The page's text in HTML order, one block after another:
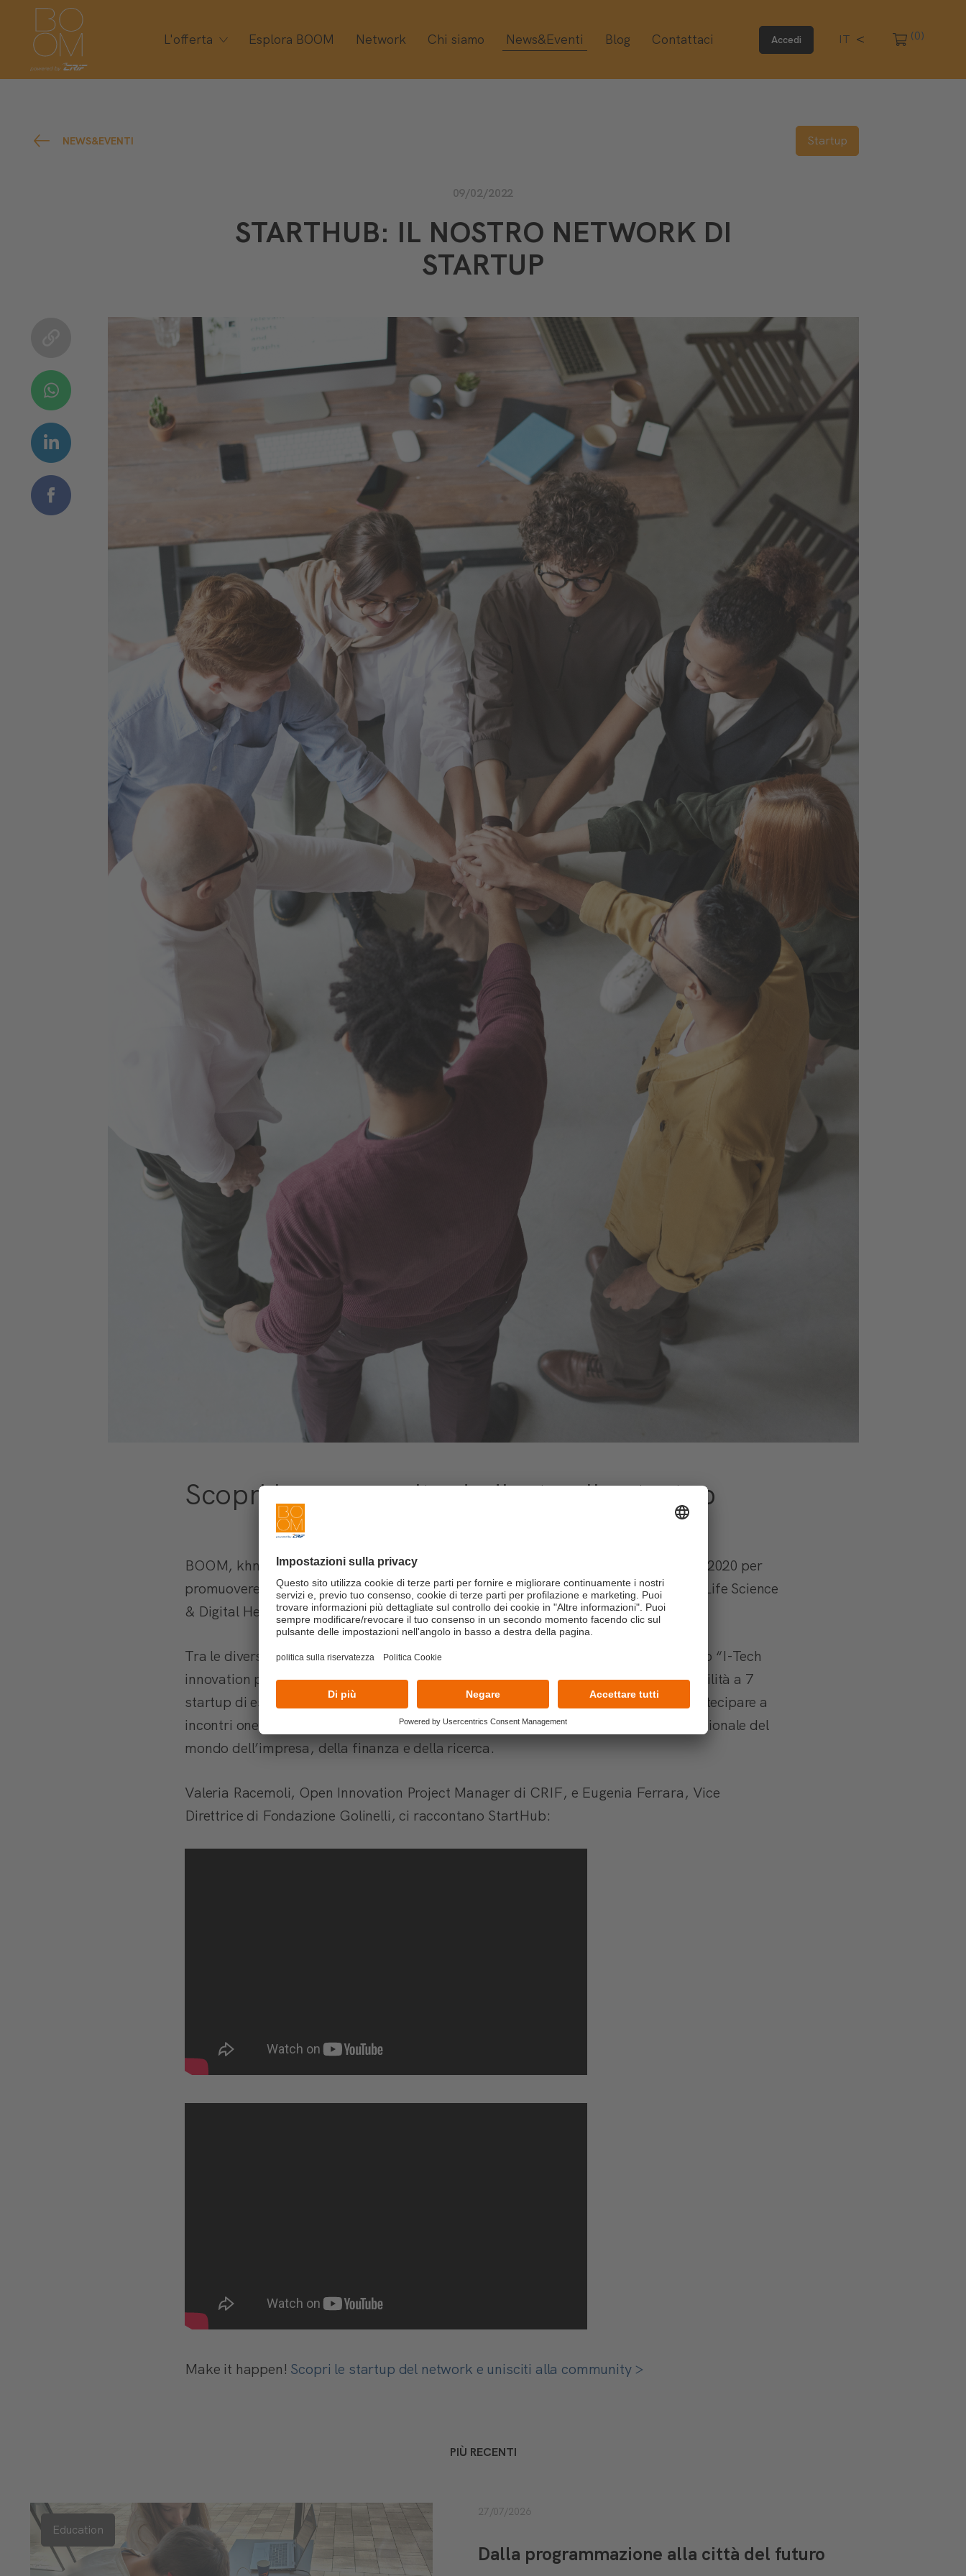
L'offerta Esplora BOOM Network Chi siamo News&Eventi Blog Contattaci Accedi EN (0)
NEWS&EVENTI Startup
09/02/2022
STARTHUB: IL NOSTRO NETWORK DI
STARTUP
Scopri la community dedicata alle startup
BOOM, khnowledge hub powered by CRIF, e Fondazione Golinelli collaborano dal 2020 per
promuovere un programma pluriennale di progetti innovativi per startup in ambito Life Science
& Digital Health, Fintech/Insurtech e FoodTech/Agritech.
Tra le diverse attività pensate per supportare giovani realtà imprenditoriali troviamo “I-Tech
innovation program”, il programma di accelerazione che nel 2020 ha dato la possibilità a 7
startup di essere accelerate. Ma non solo, StartHub garantisce la possibilità di partecipare a
incontri one-to-one con investitori e a webinar con professionisti di respiro internazionale del
mondo dell’impresa, della finanza e della ricerca.
Valeria Racemoli, Open Innovation Project Manager di CRIF, e Eugenia Ferrara, Vice
Direttrice di Fondazione Golinelli, ci raccontano StartHub:
Make it happen! Scopri le startup del network e unisciti alla community >
PIÙ RECENTI
Education
27/07/2026
Dalla programmazione alla città del futuro